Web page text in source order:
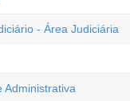
- Área Judiciária
Administrativa